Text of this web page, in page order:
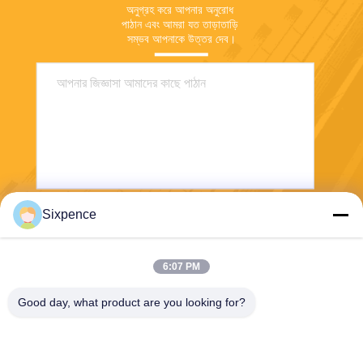
অনুগ্রহ করে আপনার অনুরোধ
পাঠান এবং আমরা যত তাড়াতাড়ি
সম্ভব আপনাকে উত্তর দেব।
Sixpence
6:07 PM
Good day, what product are you looking for?